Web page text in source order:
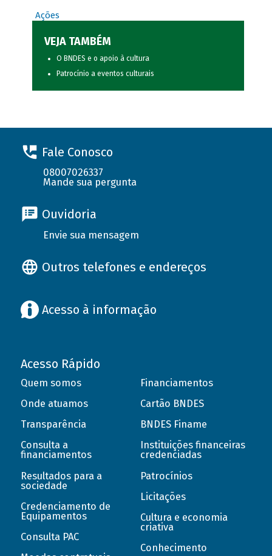
Ações
VEJA TAMBÉM
O BNDES e o apoio à cultura
Patrocínio a eventos culturais
Fale Conosco
08007026337
Mande sua pergunta
Ouvidoria
Envie sua mensagem
Outros telefones e endereços
Acesso à informação
Acesso Rápido
Quem somos
Onde atuamos
Transparência
Consulta a
financiamentos
Resultados para a
sociedade
Credenciamento de
Equipamentos
Consulta PAC
Financiamentos
Cartão BNDES
BNDES Finame
Instituições financeiras
credenciadas
Patrocínios
Licitações
Cultura e economia
criativa
Conhecimento